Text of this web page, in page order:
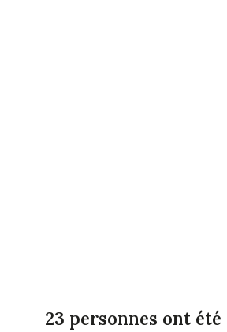
23 personnes ont été